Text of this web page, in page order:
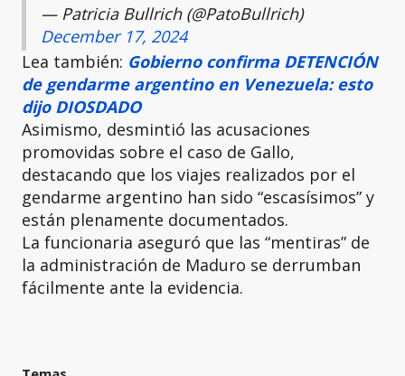
— Patricia Bullrich (@PatoBullrich)
December 17, 2024
Lea también: Gobierno confirma DETENCIÓN
de gendarme argentino en Venezuela: esto
dijo DIOSDADO
Asimismo, desmintió las acusaciones
promovidas sobre el caso de Gallo,
destacando que los viajes realizados por el
gendarme argentino han sido “escasísimos” y
están plenamente documentados.
La funcionaria aseguró que las “mentiras” de
la administración de Maduro se derrumban
fácilmente ante la evidencia.